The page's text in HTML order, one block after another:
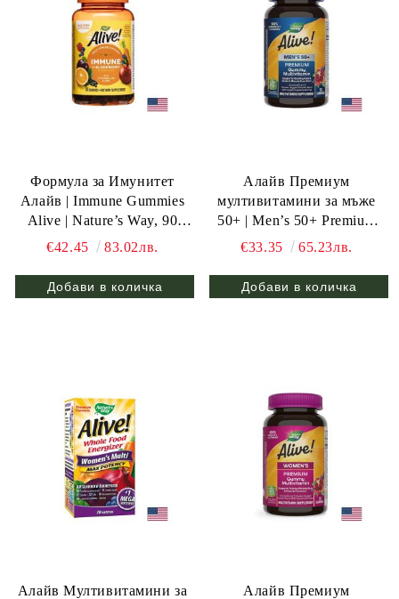
Формула за Имунитет
Алайв | Immune Gummies
Alive | Nature’s Way, 90
желирани табл.
€42.45 83.02лв.
Алайв Премиум
мултивитамини за мъже
50+ | Men’s 50+ Premium
Gummies Multivitamin Alive
табл.
€33.35 65.23лв.
Алайв Мултивитамини за
Алайв Премиум